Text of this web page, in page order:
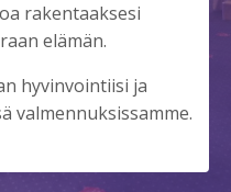
rakentaaksesi
elämän.
hyvinvointiisi ja
valmennuksissamme.